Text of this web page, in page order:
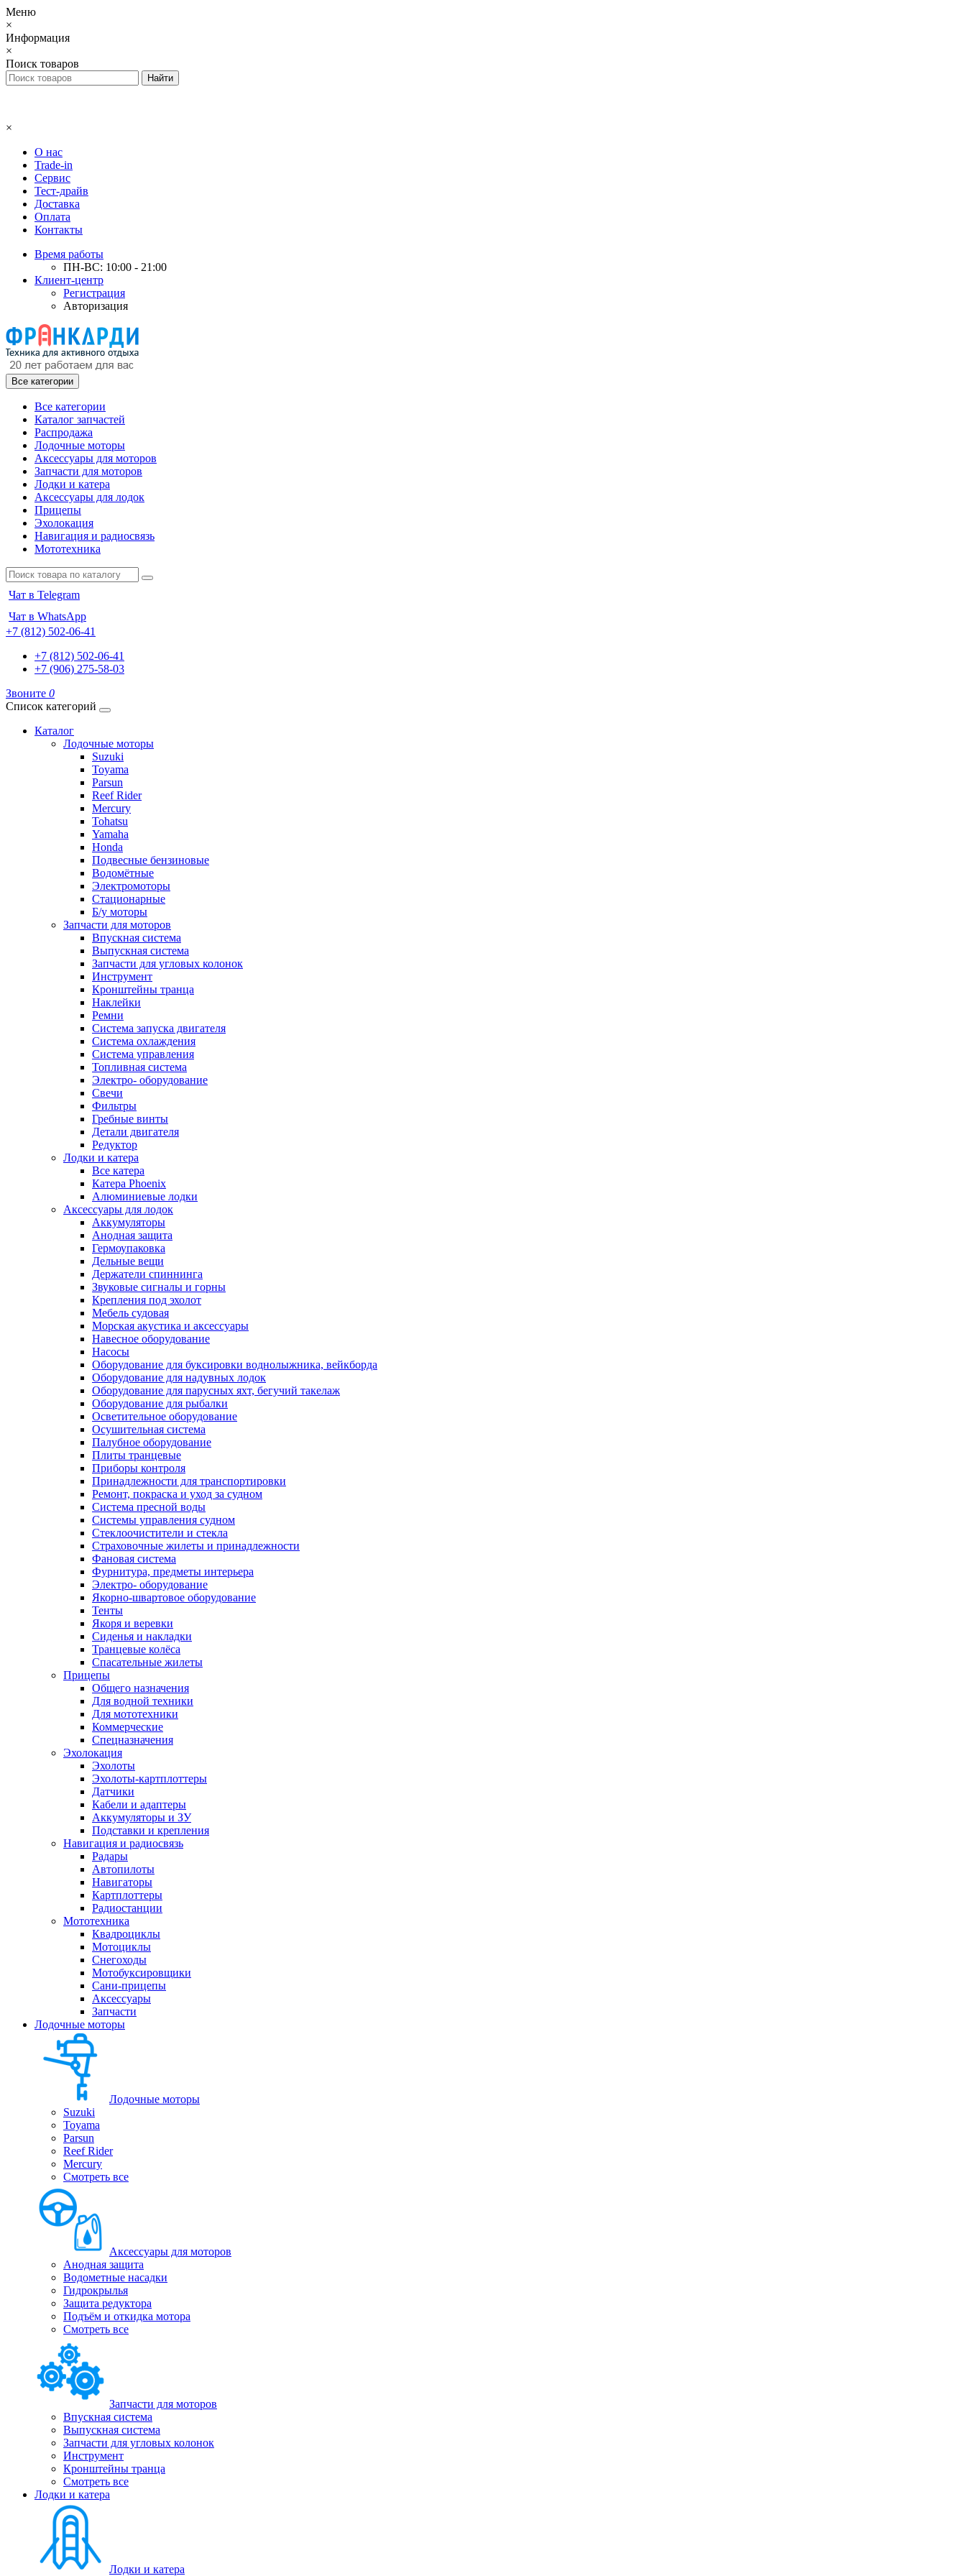
Меню
×
Информация
×
Поиск товаров
×
О нас
Trade-in
Сервис
Тест-драйв
Доставка
Оплата
Контакты
Время работы
ПН-ВС: 10:00 - 21:00
Клиент-центр
Регистрация
Авторизация
Все категории
Все категории
Каталог запчастей
Распродажа
Лодочные моторы
Аксессуары для моторов
Запчасти для моторов
Лодки и катера
Аксессуары для лодок
Прицепы
Эхолокация
Навигация и радиосвязь
Мототехника
Чат в Telegram
Чат в WhatsApp
+7 (812) 502-06-41
+7 (812) 502-06-41
+7 (906) 275-58-03
Звоните 0
Список категорий
Каталог
Лодочные моторы
Suzuki
Toyama
Parsun
Reef Rider
Mercury
Tohatsu
Yamaha
Honda
Подвесные бензиновые
Водомётные
Электромоторы
Стационарные
Б/у моторы
Запчасти для моторов
Впускная система
Выпускная система
Запчасти для угловых колонок
Инструмент
Кронштейны транца
Наклейки
Ремни
Система запуска двигателя
Система охлаждения
Система управления
Топливная система
Электро- оборудование
Свечи
Фильтры
Гребные винты
Детали двигателя
Редуктор
Лодки и катера
Все катера
Катера Phoenix
Алюминиевые лодки
Аксессуары для лодок
Аккумуляторы
Анодная защита
Гермоупаковка
Дельные вещи
Держатели спиннинга
Звуковые сигналы и горны
Крепления под эхолот
Мебель судовая
Морская акустика и аксессуары
Навесное оборудование
Насосы
Оборудование для буксировки воднолыжника, вейкборда
Оборудование для надувных лодок
Оборудование для парусных яхт, бегучий такелаж
Оборудование для рыбалки
Осветительное оборудование
Осушительная система
Палубное оборудование
Плиты транцевые
Приборы контроля
Принадлежности для транспортировки
Ремонт, покраска и уход за судном
Система пресной воды
Системы управления судном
Стеклоочистители и стекла
Страховочные жилеты и принадлежности
Фановая система
Фурнитура, предметы интерьера
Электро- оборудование
Якорно-швартовое оборудование
Тенты
Якоря и веревки
Сиденья и накладки
Транцевые колёса
Спасательные жилеты
Прицепы
Общего назначения
Для водной техники
Для мототехники
Коммерческие
Спецназначения
Эхолокация
Эхолоты
Эхолоты-картплоттеры
Датчики
Кабели и адаптеры
Аккумуляторы и ЗУ
Подставки и крепления
Навигация и радиосвязь
Радары
Автопилоты
Навигаторы
Картплоттеры
Радиостанции
Мототехника
Квадроциклы
Мотоциклы
Снегоходы
Мотобуксировщики
Сани-прицепы
Аксессуары
Запчасти
Лодочные моторы
Лодочные моторы
Suzuki
Toyama
Parsun
Reef Rider
Mercury
Смотреть все
Аксессуары для моторов
Анодная защита
Водометные насадки
Гидрокрылья
Защита редуктора
Подъём и откидка мотора
Смотреть все
Запчасти для моторов
Впускная система
Выпускная система
Запчасти для угловых колонок
Инструмент
Кронштейны транца
Смотреть все
Лодки и катера
Лодки и катера